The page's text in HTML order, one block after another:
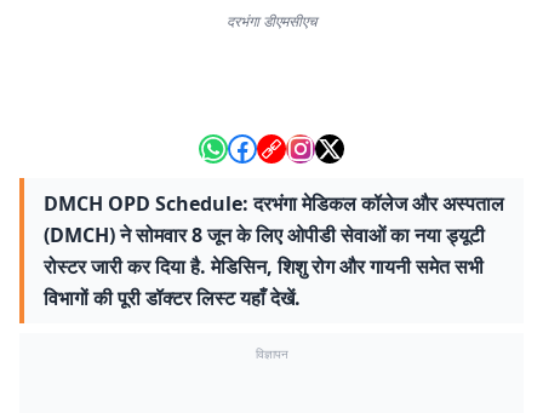
दरभंगा डीएमसीएच
DMCH OPD Schedule: दरभंगा मेडिकल कॉलेज और अस्पताल
(DMCH) ने सोमवार 8 जून के लिए ओपीडी सेवाओं का नया ड्यूटी
रोस्टर जारी कर दिया है. मेडिसिन, शिशु रोग और गायनी समेत सभी
विभागों की पूरी डॉक्टर लिस्ट यहाँ देखें.
विज्ञापन